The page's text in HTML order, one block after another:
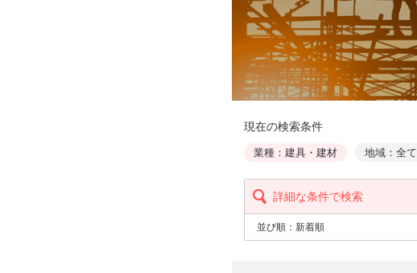
現在の検索条件
業種：建具・建材 地域：全て
詳細な条件で検索
並び順： 新着順